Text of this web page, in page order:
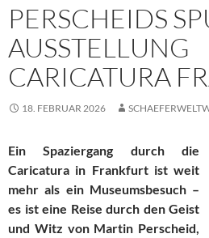
PERSCHEIDS
AUSSTELLUNG
CARICATURA
18. FEBRUAR 2026
Ein Spaziergang durch die
Caricatura in Frankfurt ist weit
mehr als ein Museumsbesuch –
es ist eine Reise durch den Geist
und Witz von Martin Perscheid,